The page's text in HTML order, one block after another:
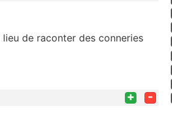
de raconter des conneries
+ -